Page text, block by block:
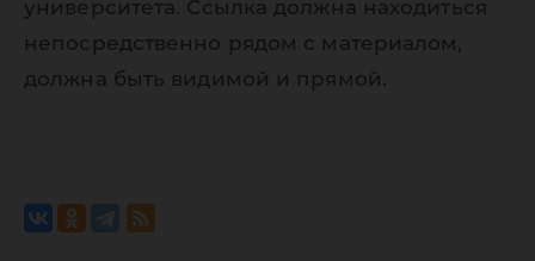
университета. Ссылка должна находиться
непосредственно рядом с материалом,
должна быть видимой и прямой.